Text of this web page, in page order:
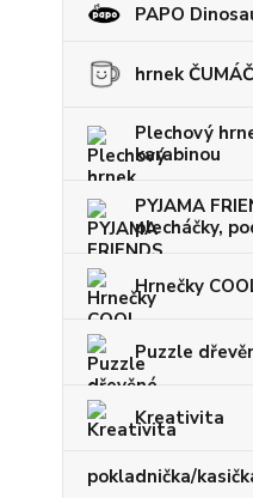
PAPO
hrnek
Plechový
karabinou
PYJAMA
plecháčky,
Hrnečky
Puzzle
Kreativita
pokladnička/